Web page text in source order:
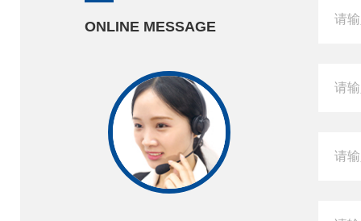
ONLINE MESSAGE